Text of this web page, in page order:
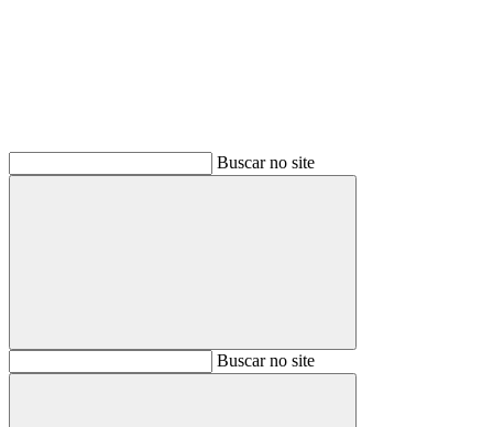
Buscar no site
BuscarBuscar no site